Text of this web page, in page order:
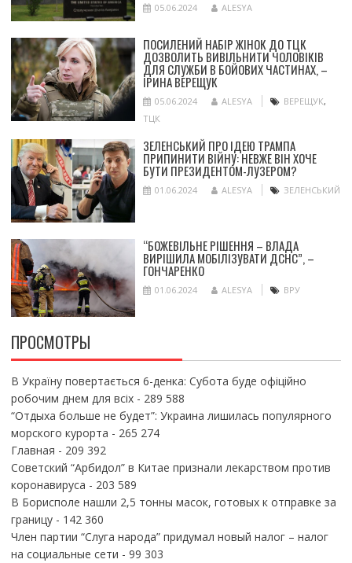
05.06.2024 ALESYA
ПОСИЛЕНИЙ НАБІР ЖІНОК ДО ТЦК
ДОЗВОЛИТЬ ВИВІЛЬНИТИ ЧОЛОВІКІВ
ДЛЯ СЛУЖБИ В БОЙОВИХ ЧАСТИНАХ, –
ІРИНА ВЕРЕЩУК
05.06.2024 ALESYA ВЕРЕЩУК,
ТЦК
ЗЕЛЕНСЬКИЙ ПРО ІДЕЮ ТРАМПА
ПРИПИНИТИ ВІЙНУ: НЕВЖЕ ВІН ХОЧЕ
БУТИ ПРЕЗИДЕНТОМ-ЛУЗЕРОМ?
01.06.2024 ALESYA ЗЕЛЕНСЬКИЙ
“БОЖЕВІЛЬНЕ РІШЕННЯ – ВЛАДА
ВИРІШИЛА МОБІЛІЗУВАТИ ДСНС”, –
ГОНЧАРЕНКО
01.06.2024 ALESYA ВРУ
ПРОСМОТРЫ
В Україну повертається 6-денка: Субота буде офіційно
робочим днем для всіх- 289 588
“Отдыха больше не будет”: Украина лишилась популярного
морского курорта - 265 274
Главная - 209 392
Советский “Арбидол” в Китае признали лекарством против
коронавируса - 203 589
В Борисполе нашли 2,5 тонны масок, готовых к отправке за
границу- 142 360
Член партии “Слуга народа” придумал новый налог – налог
на социальные сети - 99 303